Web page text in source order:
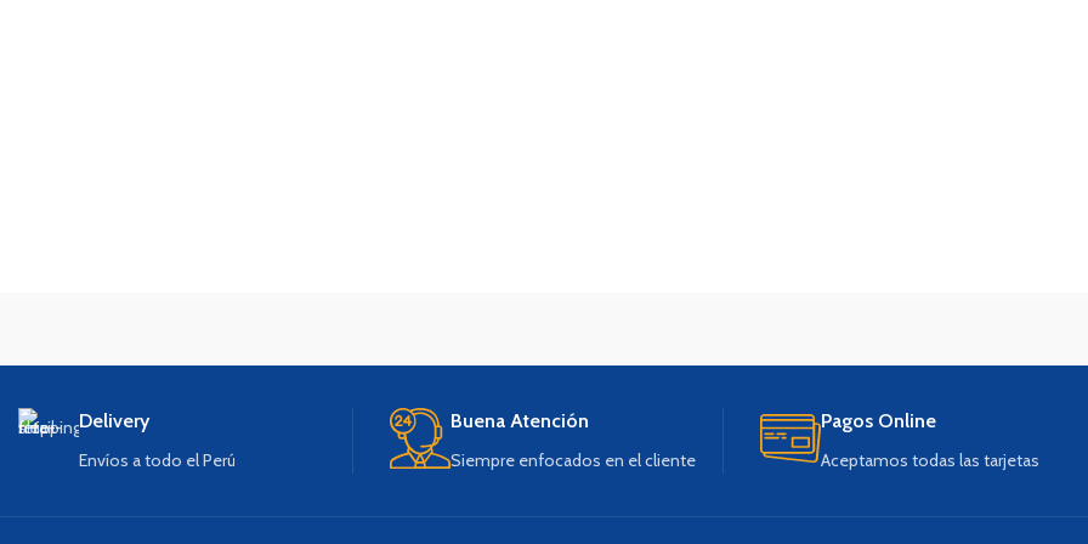
Delivery
Envíos a todo el Perú
Buena Atención
Siempre enfocados en el cliente
Pagos Online
Aceptamos todas las tarjetas